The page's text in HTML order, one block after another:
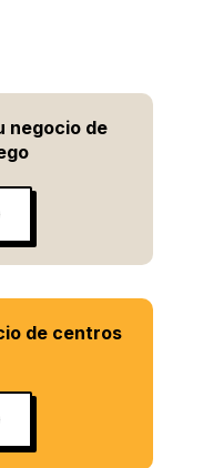
negocio de
de centros